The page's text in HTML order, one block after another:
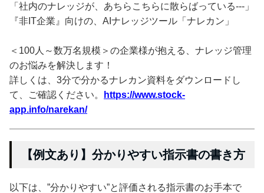
「社内のナレッジが、あちらこちらに散らばっている---」
『非IT企業』向けの、AIナレッジツール「ナレカン」
＜100人～数万名規模＞の企業様が抱える、ナレッジ管理
のお悩みを解決します！
詳しくは、3分で分かるナレカン資料をダウンロードし
て、ご確認ください。
https://www.stock-
app.info/narekan/
【例文あり】分かりやすい指示書の書き方
以下は、”分かりやすい”と評価される指示書のお手本で